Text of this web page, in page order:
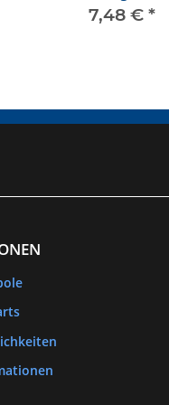
Kurbelwelle
7,48 € *